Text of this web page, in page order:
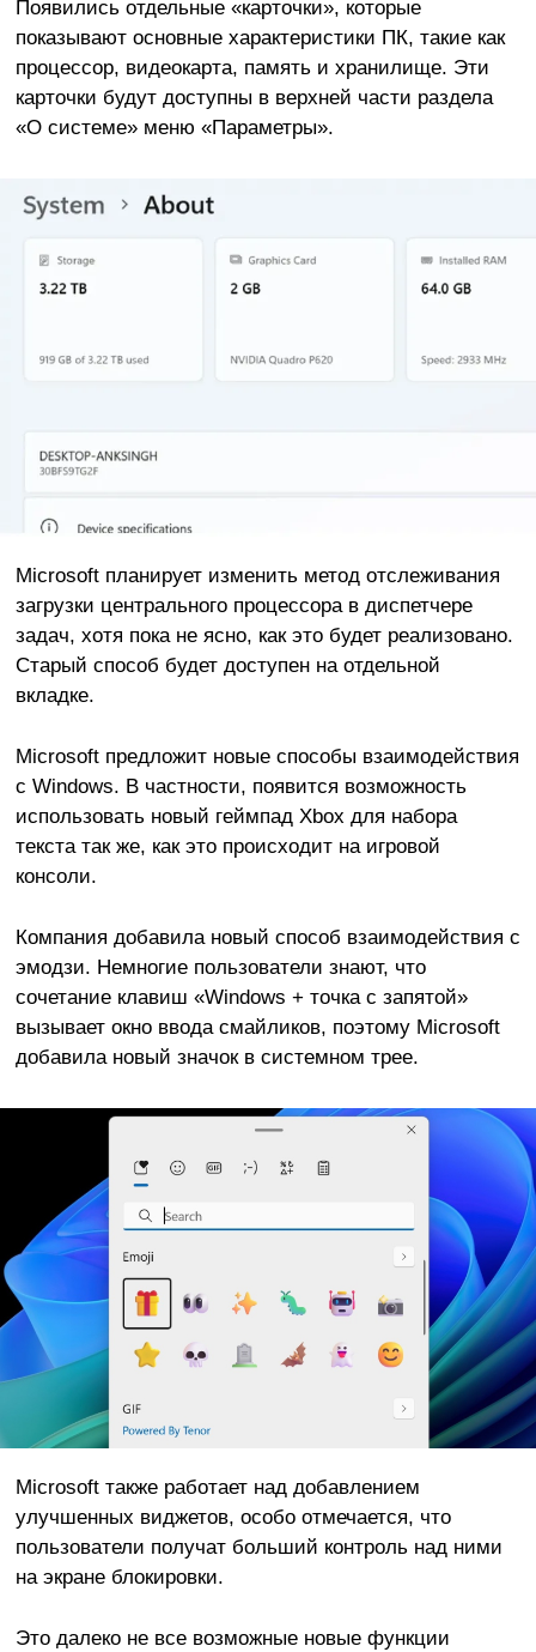
Появились отдельные «карточки», которые
показывают основные характеристики ПК, такие как
процессор, видеокарта, память и хранилище. Эти
карточки будут доступны в верхней части раздела
«О системе» меню «Параметры».
Microsoft планирует изменить метод отслеживания
загрузки центрального процессора в диспетчере
задач, хотя пока не ясно, как это будет реализовано.
Старый способ будет доступен на отдельной
вкладке.
Microsoft предложит новые способы взаимодействия
с Windows. В частности, появится возможность
использовать новый геймпад Xbox для набора
текста так же, как это происходит на игровой
консоли.
Компания добавила новый способ взаимодействия с
эмодзи. Немногие пользователи знают, что
сочетание клавиш «Windows + точка с запятой»
вызывает окно ввода смайликов, поэтому Microsoft
добавила новый значок в системном трее.
Microsoft также работает над добавлением
улучшенных виджетов, особо отмечается, что
пользователи получат больший контроль над ними
на экране блокировки.
Это далеко не все возможные новые функции